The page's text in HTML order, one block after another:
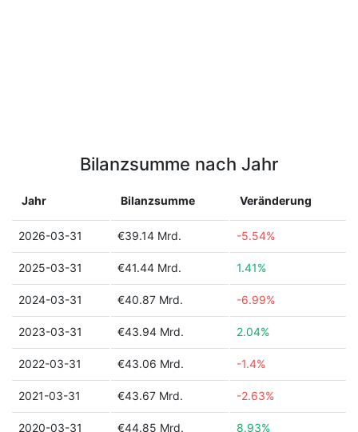
Bilanzsumme nach Jahr
Jahr Bilanzsumme Veränderung
2026-03-31 €39.14 Mrd. -5.54%
2025-03-31 €41.44 Mrd. 1.41%
2024-03-31 €40.87 Mrd. -6.99%
2023-03-31 €43.94 Mrd. 2.04%
2022-03-31 €43.06 Mrd. -1.4%
2021-03-31 €43.67 Mrd. -2.63%
2020-03-31 €44.85 Mrd. 8.93%